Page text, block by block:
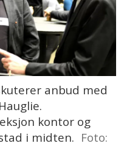
anbud med
kontor og
i midten. Foto: